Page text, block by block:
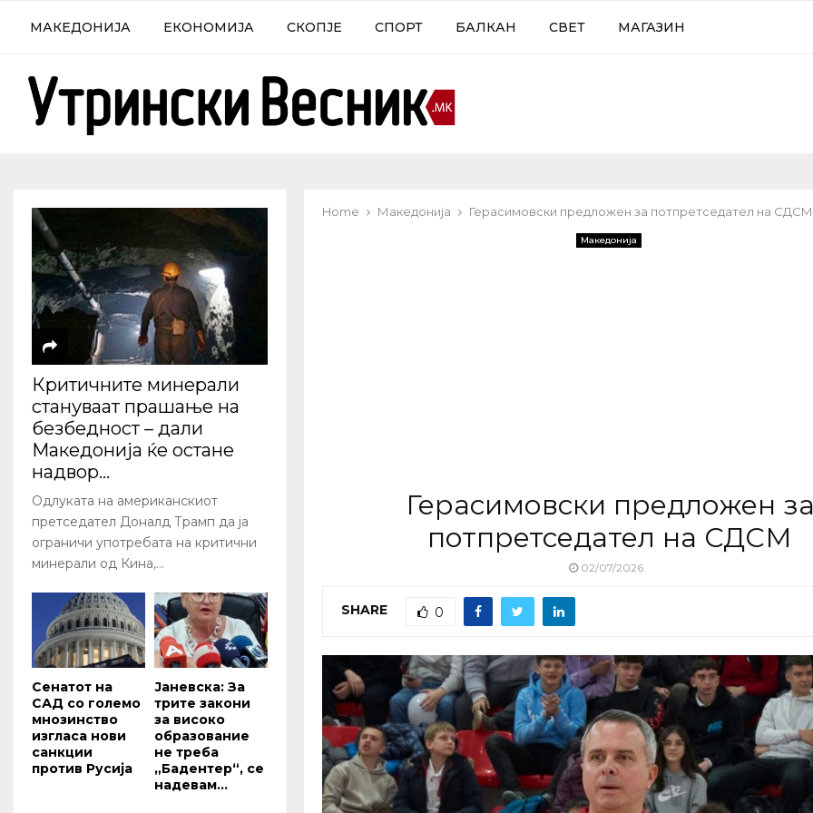
МАКЕДОНИЈА ЕКОНОМИЈА СКОПЈЕ СПОРТ БАЛКАН СВЕТ МАГАЗИН
Home Македонија Герасимовски предложен за потпретседател на СДСМ
Македонија
Герасимовски предложен
потпретседател на СДСМ
02/07/2026
SHARE 0
Критичните минерали
стануваат прашање на
безбедност – дали
Македонија ќе остане
надвор...
Одлуката на американскиот
претседател Доналд Трамп да ја
ограничи употребата на критични
минерали од Кина,...
Сенатот на
САД со големо
мнозинство
изгласа нови
санкции
против Русија
Јаневска: За
трите закони
за високо
образование
не треба
„Бадентер“, се
надевам...